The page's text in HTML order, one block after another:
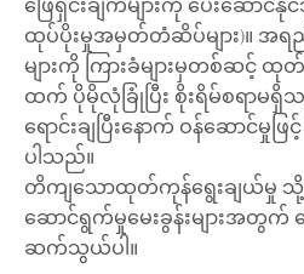
ဖြေရှင်းချက်များကို ပေးဆော
ထုပ်ပိုးမှုအမှတ်တံဆိပ်များ)။ အ
များကို ကြားခံများမှတစ်ဆင့် ထုတ်
ထက် ပိုမိုလုံခြုံပြီး စိုးရိမ်စရာ
ရောင်းချပြီးနောက် ဝန်ဆောင်မှု
ပါသည်။
တိကျသောထုတ်ကုန်ရွေးချယ်မှု သို့
ဆောင်ရွက်မှုမေးခွန်းများအတွက်
ဆက်သွယ်ပါ။